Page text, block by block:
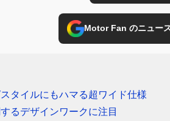
Motor Fan のニュー
タイルにもハマる超ワイド仕様
るデザインワークに注目